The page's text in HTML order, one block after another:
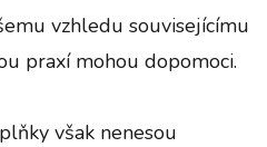
vzhledu souvisejícímu
praxí mohou dopomoci.
však nenesou